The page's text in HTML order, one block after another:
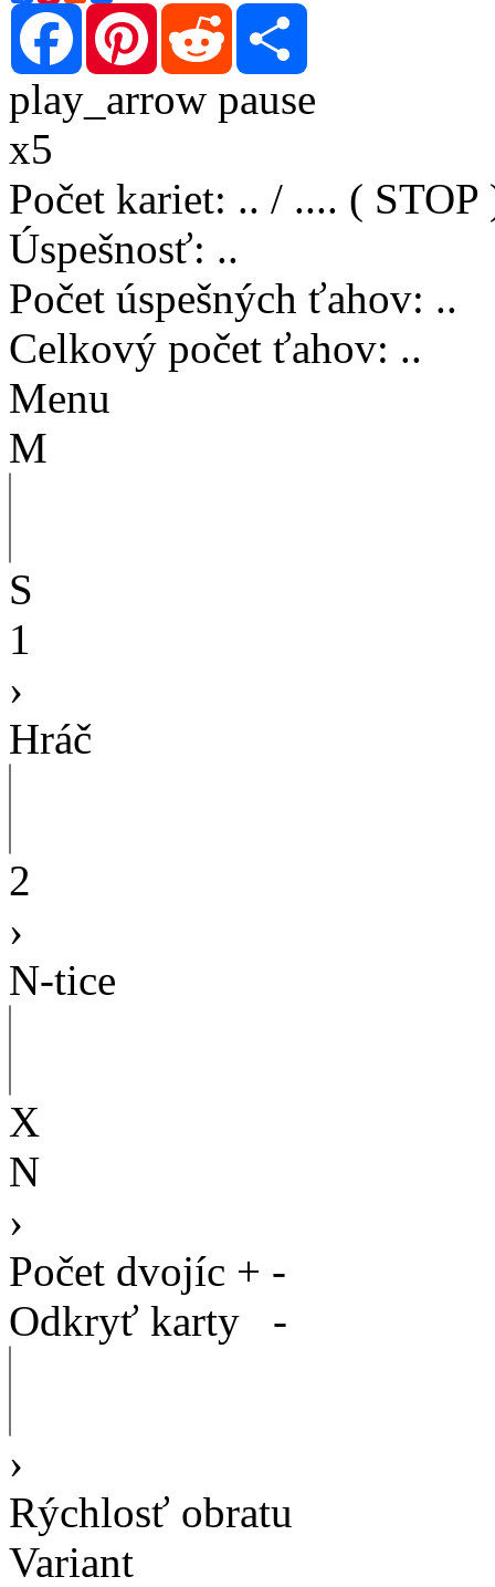
Facebook
Pinterest Reddit
play_arrow pause
x5
Počet kariet: .. / .... ( STOP
Úspešnosť: ..
Počet úspešných ťahov: ..
Celkový počet ťahov: ..
Menu
M
S
1
›
Hráč
2
›
N-tice
X
N
›
Počet dvojíc + -
Odkryť karty
-
›
Rýchlosť obratu
Variant